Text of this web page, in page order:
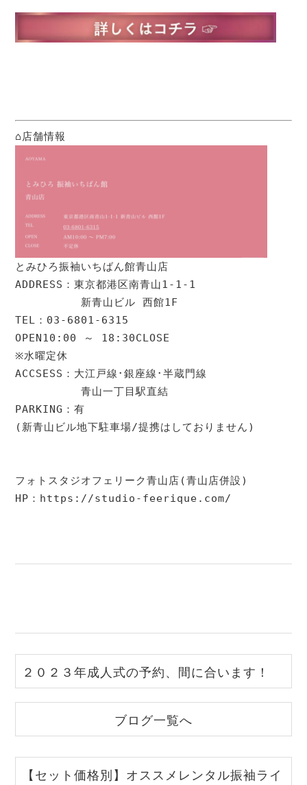
とみひろ振袖いちばん館青山店
ADDRESS：東京都港区南青山1-1-1
新青山ビル 西館1F
TEL：03-6801-6315
OPEN10:00 ～ 18:30CLOSE
※水曜定休
ACCSESS：大江戸線･銀座線･半蔵門線
青山一丁目駅直結
PARKING：有
(新青山ビル地下駐車場/提携はしておりません)
フォトスタジオフェリーク青山店(青山店併設)
HP： https://studio-feerique.com/
２０２３年成人式の予約、間に合います！
｜ とみひろ振袖いちばん館川越店
ブログ一覧へ
【セット価格別】オススメレンタル振袖ライ